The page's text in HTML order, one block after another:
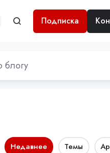
Подписка
Недавнее Темы